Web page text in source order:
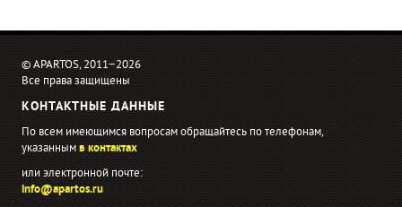
© APARTOS, 2011−2026
Все права защищены
КОНТАКТНЫЕ ДАННЫЕ
По всем имеющимся вопросам обращайтесь по телефонам,
указаннымв контактах
или электронной почте:
info@apartos.ru